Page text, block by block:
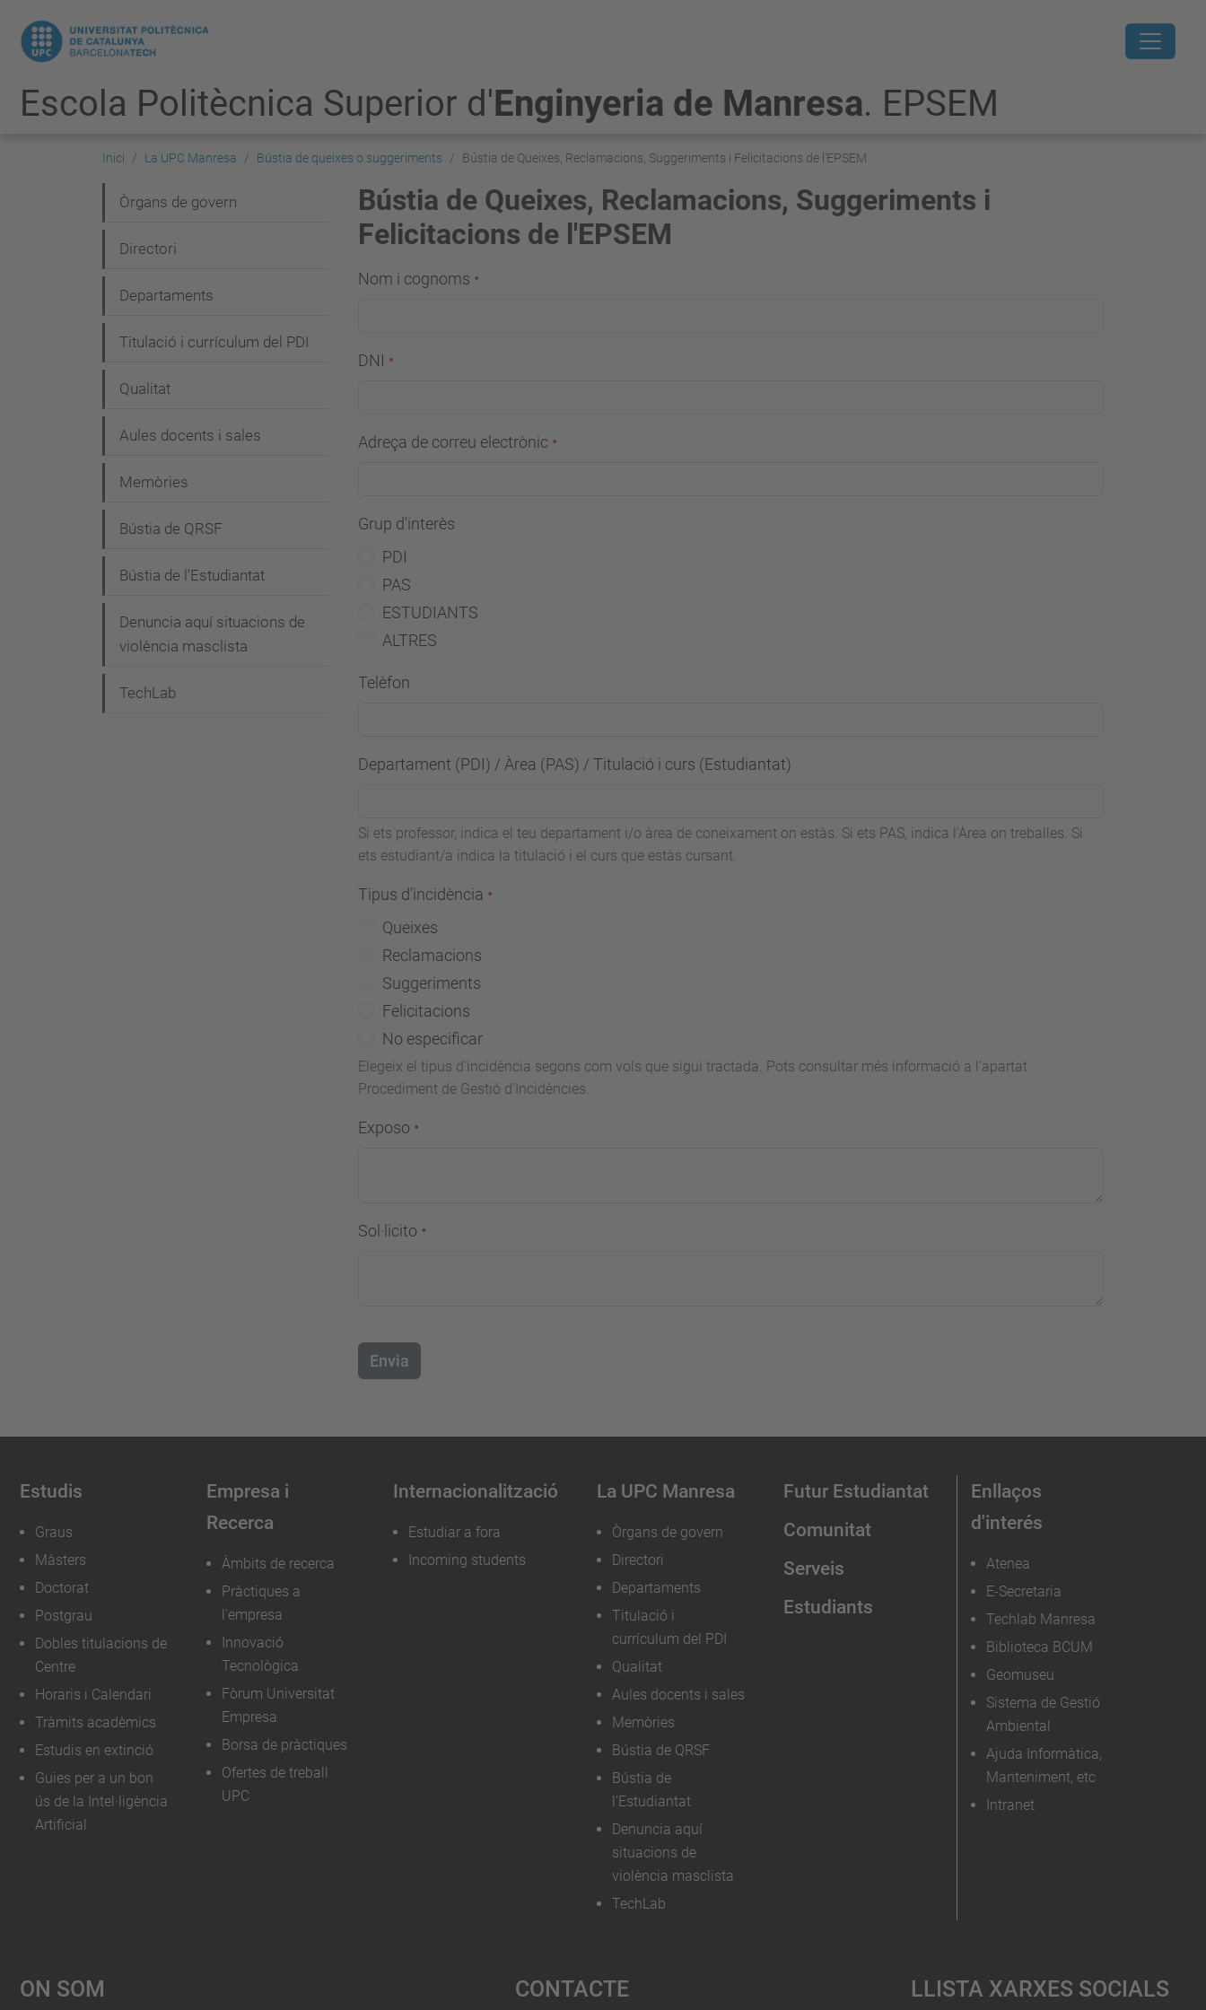
Escola Politècnica Superior d'Enginyeria de Manresa. EPSEM
Inici La UPC Manresa Bústia de queixes o suggeriments Bústia de Queixes, Reclamacions, Suggeriments i Felicitacions de l'EPSEM
Bústia de Queixes, Reclamacions, Suggeriments i
Felicitacions de l'EPSEM
Nom i cognoms
DNI
Adreça de correu electrònic
Grup d'interès
PDI
PAS
ESTUDIANTS
ALTRES
Telèfon
Departament (PDI) / Àrea (PAS) / Titulació i curs (Estudiantat)
Si ets professor, indica el teu departament i/o àrea de coneixament on estàs. Si ets PAS, indica l'Àrea on treballes. Si
ets estudiant/a indica la titulació i el curs que estàs cursant.
Tipus d’incidència
Queixes
Reclamacions
Suggeriments
Felicitacions
No especificar
Elegeix el tipus d'incidència segons com vols que sigui tractada. Pots consultar més informació a l'apartat
Procediment de Gestió d'Incidències.
Exposo
Sol·licito
Envia
a
v
g
a
i
ó
Òrgans de govern
Directori
Departaments
Titulació i currículum del PDI
Qualitat
Aules docents i sales
Memòries
Bústia de QRSF
Bústia de l'Estudiantat
Denuncia aquí situacions de
violència masclista
TechLab
Estudis
Graus
Màsters
Doctorat
Postgrau
Dobles titulacions de
Centre
Horaris i Calendari
Tràmits acadèmics
Estudis en extinció
Guies per a un bon
ús de la Intel·ligència
Artificial
Empresa i
Recerca
Àmbits de recerca
Pràctiques a
l'empresa
Innovació
Tecnològica
Fòrum Universitat
Empresa
Borsa de pràctiques
Ofertes de treball
UPC
Internacionalització
Estudiar a fora
Incoming students
La UPC Manresa
Òrgans de govern
Directori
Departaments
Titulació i
currículum del PDI
Qualitat
Aules docents i sales
Memòries
Bústia de QRSF
Bústia de
l'Estudiantat
Denuncia aquí
situacions de
violència masclista
TechLab
Futur Estudiantat
Comunitat
Serveis
Estudiants
Enllaços
d'interés
Atenea
E-Secretaria
Techlab Manresa
Biblioteca BCUM
Geomuseu
Sistema de Gestió
Ambiental
Ajuda Informàtica,
Manteniment, etc
Intranet
On Som Contacte Llista Xarxes Socials